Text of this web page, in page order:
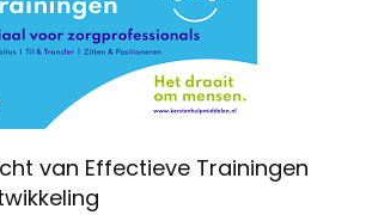
van Effectieve Trainingen